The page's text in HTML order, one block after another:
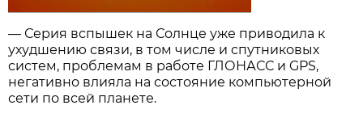
— Серия вспышек на Солнце уже приводила к
ухудшению связи, в том числе и спутниковых
систем, проблемам в работе ГЛОНАСС и GPS,
негативно влияла на состояние компьютерной
сети по всей планете.